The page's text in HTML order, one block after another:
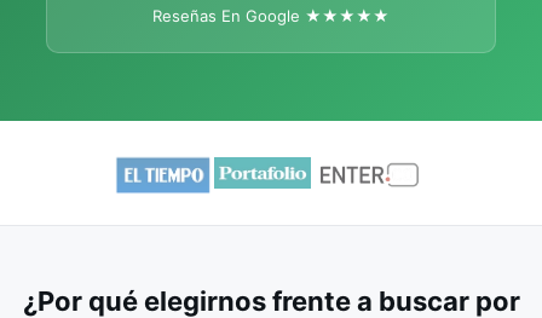
Reseñas En Google ★★★★★
¿Por qué elegirnos frente a buscar por